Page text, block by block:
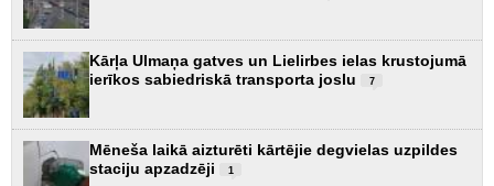
Kārļa Ulmaņa gatves un Lielirbes ielas krustojumā
ierīkos sabiedriskā transporta joslu
7
Mēneša laikā aizturēti kārtējie degvielas uzpildes
staciju apzadzēji
1